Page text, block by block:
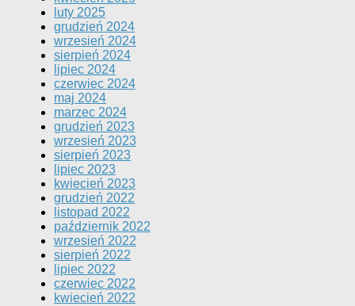
luty 2025
grudzień 2024
wrzesień 2024
sierpień 2024
lipiec 2024
czerwiec 2024
maj 2024
marzec 2024
grudzień 2023
wrzesień 2023
sierpień 2023
lipiec 2023
kwiecień 2023
grudzień 2022
listopad 2022
październik 2022
wrzesień 2022
sierpień 2022
lipiec 2022
czerwiec 2022
kwiecień 2022